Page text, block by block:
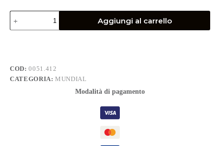
GIRAVITE
INTAGLIO
PAR.
Aggiungi al carrello
COD:0051.412
CATEGORIA:MUNDIAL
Modalità di pagamento